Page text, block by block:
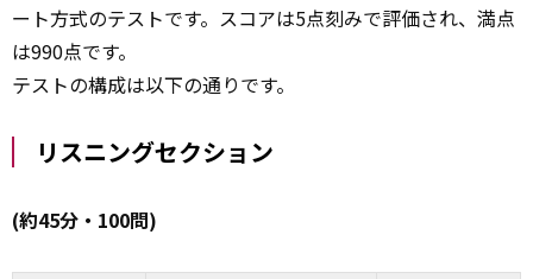
ート方式のテストです。スコアは5点刻みで評価され、満点
は990点です。
テストの構成は以下の通りです。
リスニングセクション
(約45分・100問)